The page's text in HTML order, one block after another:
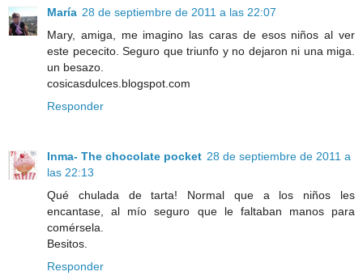
María 28 de septiembre de 2011 a las 22:07
Mary, amiga, me imagino las caras de esos niños al ver
este pececito. Seguro que triunfo y no dejaron ni una miga.
un besazo.
cosicasdulces.blogspot.com
Responder
Inma- The chocolate pocket 28 de septiembre de 2011 a
las 22:13
Qué chulada de tarta! Normal que a los niños les
encantase, al mío seguro que le faltaban manos para
comérsela.
Besitos.
Responder